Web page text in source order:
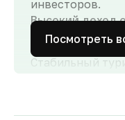
инвесторов.
Высокий доход
аренды
Стабильный
доходность для
Посмотреть